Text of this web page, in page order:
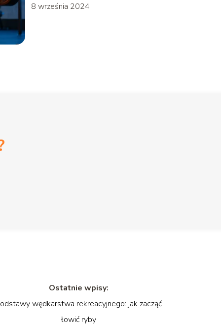
8 września 2024
Ostatnie wpisy:
wędkarstwa rekreacyjnego: jak zacząć
łowić ryby